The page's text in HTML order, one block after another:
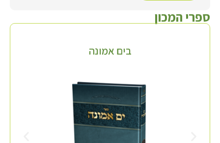
ספרי המכון
בים אמונה